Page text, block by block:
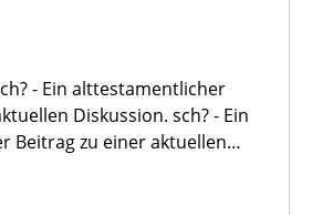
- Ein alttestamentlicher
Diskussion. sch? - Ein
Beitrag zu einer aktuellen